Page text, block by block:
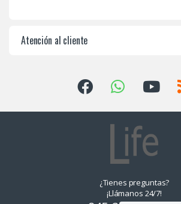
Atención al cliente
¿Tienes preguntas?
¡Llámanos 24/7!